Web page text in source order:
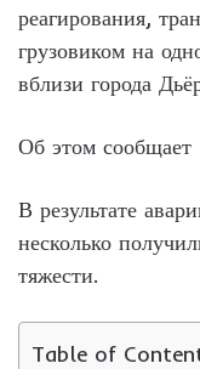
реагирования,
грузовиком на
вблизи города
Об этом сообщает
В результате
несколько
тяжести.
Table of